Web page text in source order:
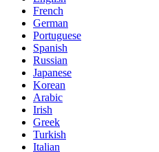
French
German
Portuguese
Spanish
Russian
Japanese
Korean
Arabic
Irish
Greek
Turkish
Italian